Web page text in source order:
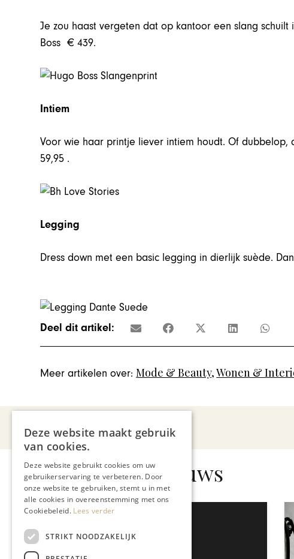
Je zou haast vergeten dat op kantoor een slang
Boss € 439.
Intiem
Voor wie haar printje liever intiem houdt. Of
59,95 .
Legging
Dress down met een basic legging in dierlijk suède.
Deel dit artikel:
Meer artikelen over: Mode & Beauty,Wonen &
Gerelateerd nieuws
Deze website maakt gebruik
van cookies.
Deze website gebruikt cookies om uw
gebruikerservaring te verbeteren. Door
onze website te gebruiken, stemt u in met
alle cookies in overeenstemming met ons
Cookiebeleid. Lees verder
STRIKT NOODZAKELIJK